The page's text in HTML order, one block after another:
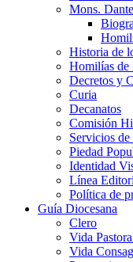
Mons.
Historia de
Homilías de
Decretos y
Curia
Decanatos
Comisión
Servicios
Piedad
Identidad
Línea
Política de
Guía Diocesana
Clero
Vida
Vida